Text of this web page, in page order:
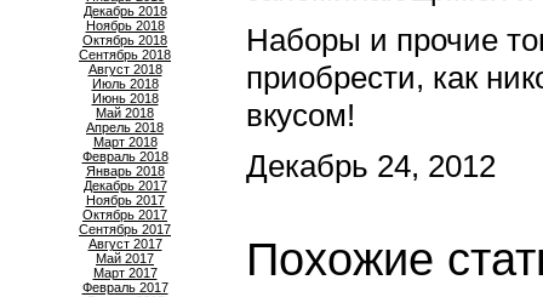
Декабрь 2018
Ноябрь 2018
Октябрь 2018
Сентябрь 2018
Август 2018
Июль 2018
Июнь 2018
Май 2018
Апрель 2018
Март 2018
Февраль 2018
Январь 2018
Декабрь 2017
Ноябрь 2017
Октябрь 2017
Сентябрь 2017
Август 2017
Май 2017
Март 2017
Февраль 2017
Наборы и прочие
приобрести, как
вкусом!
Декабрь 24, 2012
Похожие